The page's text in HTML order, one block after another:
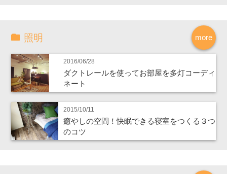
more
照明
2016/06/28
ダクトレールを使ってお部屋を多灯コーディ
ネート
2015/10/11
癒やしの空間！快眠できる寝室をつくる３つ
のコツ